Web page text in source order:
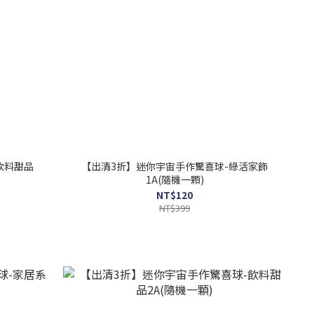
料甜品
【出清3折】迷你宇宙手作驚喜球-綠活家飾
1A(隨機一顆)
NT$120
NT$399